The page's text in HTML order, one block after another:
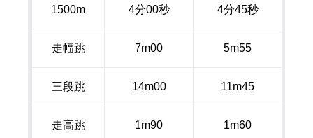
1500m 4分00秒 4分45秒
走幅跳 7m00 5m55
三段跳 14m00 11m45
走高跳 1m90 1m60